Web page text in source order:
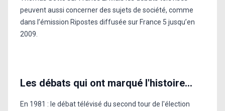
peuvent aussi concerner des sujets de société, comme
dans l’émission Ripostes diffusée sur France 5 jusqu’en
2009.
Les débats qui ont marqué l'histoire...
En 1981 : le débat télévisé du second tour de l'élection